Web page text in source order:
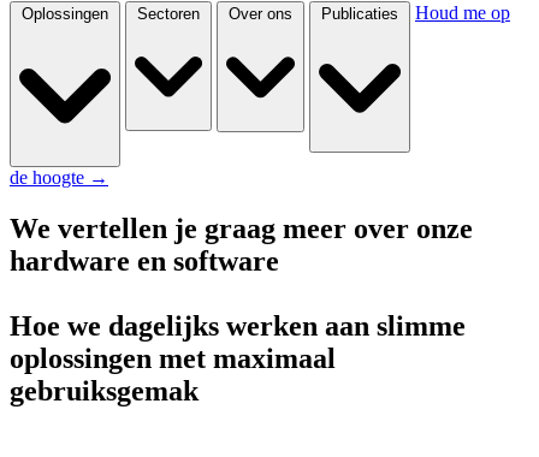
Oplossingen Sectoren Over ons Publicaties Houd me op
de hoogte →
We vertellen je graag meer over onze
hardware en software
Hoe we dagelijks werken aan slimme
oplossingen met maximaal
gebruiksgemak